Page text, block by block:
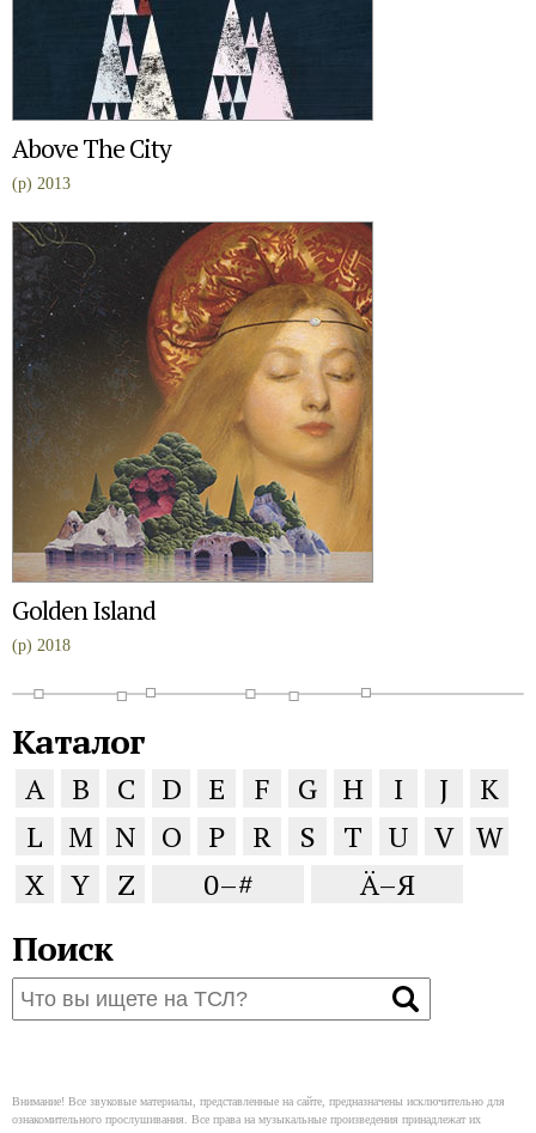
Above The City
(p) 2013
Golden Island
(p) 2018
Каталог
A B C D E F G H I J
K
L
M N O P R S T U V W
X
Y Z 0–# Ä–Я
Поиск
Внимание! Все звуковые материалы, представленные на сайте, предназначены исключительно для
ознакомительного прослушивания. Все права на музыкальные произведения принадлежат их